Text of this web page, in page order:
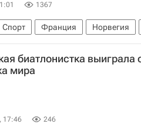
1367
Спорт Франция Норвегия
Рагнхильд Фемстейневик
биатлону
биатлонистка выиграла
мира
17:46 246